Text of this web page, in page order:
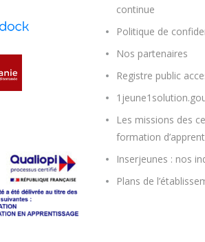
continue
Politique de
Nos partenaires
Registre public
Les missions des
formation
Inserjeunes : nos
Plans de